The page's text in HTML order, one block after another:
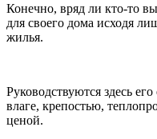
Конечно, вряд ли кто-то
для своего дома исходя
жилья.
Руководствуются здесь
влаге, крепостью,
ценой.